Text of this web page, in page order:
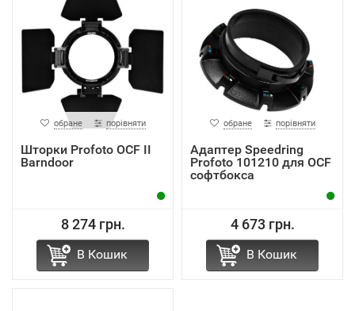
обране порівняти
Шторки Profoto OCF II
Barndoor
8 274 грн.
В Кошик
обране порівняти
Адаптер Speedring
Profoto 101210 для OCF
софтбокса
4 673 грн.
В Кошик